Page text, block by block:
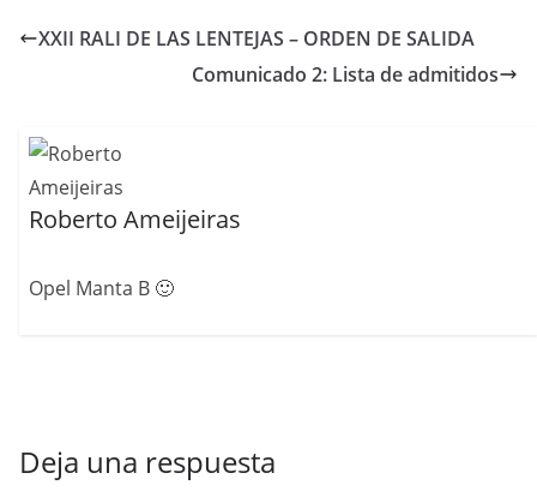
XXII RALI DE LAS LENTEJAS – ORDEN DE SALIDA
Comunicado 2: Lista de admitidos
Roberto Ameijeiras
Opel Manta B 🙂
Deja una respuesta